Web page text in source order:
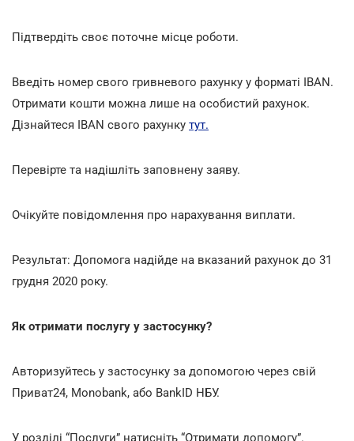
Підтвердіть своє поточне місце роботи.
Введіть номер свого гривневого рахунку у форматі IBAN.
Отримати кошти можна лише на особистий рахунок.
Дізнайтеся IBAN свого рахунку тут.
Перевірте та надішліть заповнену заяву.
Очікуйте повідомлення про нарахування виплати.
Результат: Допомога надійде на вказаний рахунок до 31
грудня 2020 року.
Як отримати послугу у застосунку?
Авторизуйтесь у застосунку за допомогою через свій
Приват24, Monobank, або BankID НБУ.
У розділі “Послуги” натисніть “Отримати допомогу”.